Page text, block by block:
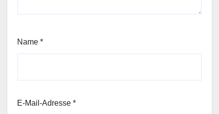
Name *
E-Mail-Adresse *